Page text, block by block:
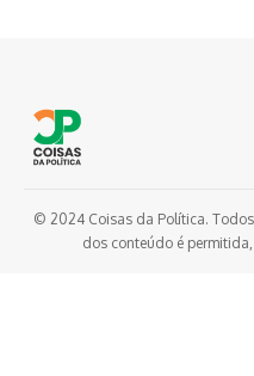
© 2024 Coisas da Política.
dos conteúdo é